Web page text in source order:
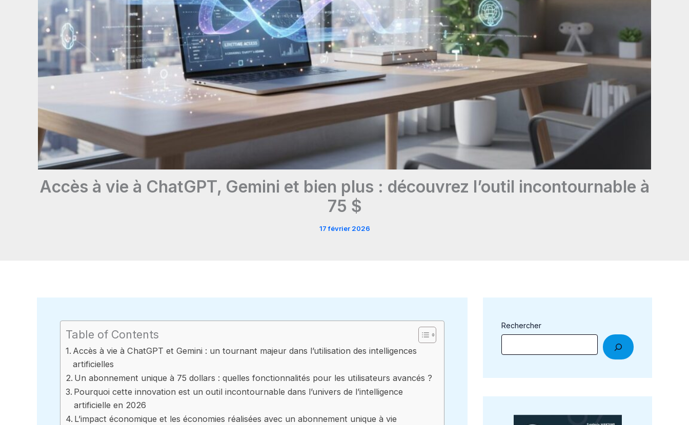
Accès à vie à ChatGPT, Gemini et bien plus : découvrez l’outil incontournable à
75 $
17 février 2026
Table of Contents
Accès à vie à ChatGPT et Gemini : un tournant majeur dans l’utilisation des intelligences
artificielles
Un abonnement unique à 75 dollars : quelles fonctionnalités pour les utilisateurs avancés ?
Pourquoi cette innovation est un outil incontournable dans l’univers de l’intelligence
artificielle en 2026
L’impact économique et les économies réalisées avec un abonnement unique à vie
Rechercher